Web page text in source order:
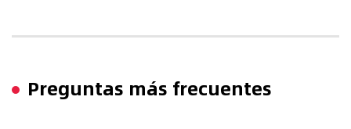
Preguntas más frecuentes